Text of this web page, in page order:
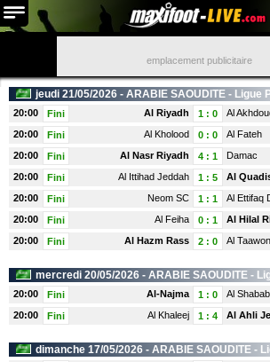
emplacement publicitaire
jeudi 21/05/2026 - ARABIE SAOUDITE - Ligue
20:00 Fini Al Riyadh 1 : 0
Al
20:00
Fini Al Kholood 0 : 0
Al Fateh
20:00
Fini Al Nasr Riyadh 4 : 1
Damac
20:00
Fini Al Ittihad Jeddah 1 : 5
Al
20:00
Fini Neom SC 1 : 1
Al Ettifaq
20:00
Fini Al Feiha 0 : 1
Al Hilal
20:00
Fini Al Hazm Rass 2 : 0 Al Taawon
mercredi 20/05/2026 - ARABIE SAOUDITE -
20:00 Fini Al-Najma 1 : 0
Al
20:00
Fini Al Khaleej 1 : 4 Al Ahli
dimanche 17/05/2026 - ARABIE SAOUDITE -